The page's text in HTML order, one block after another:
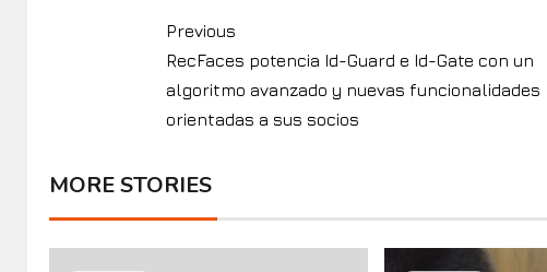
Previous
RecFaces potencia Id-Guard e Id-Gate con un
algoritmo avanzado y nuevas funcionalidades
orientadas a sus socios
MORE STORIES